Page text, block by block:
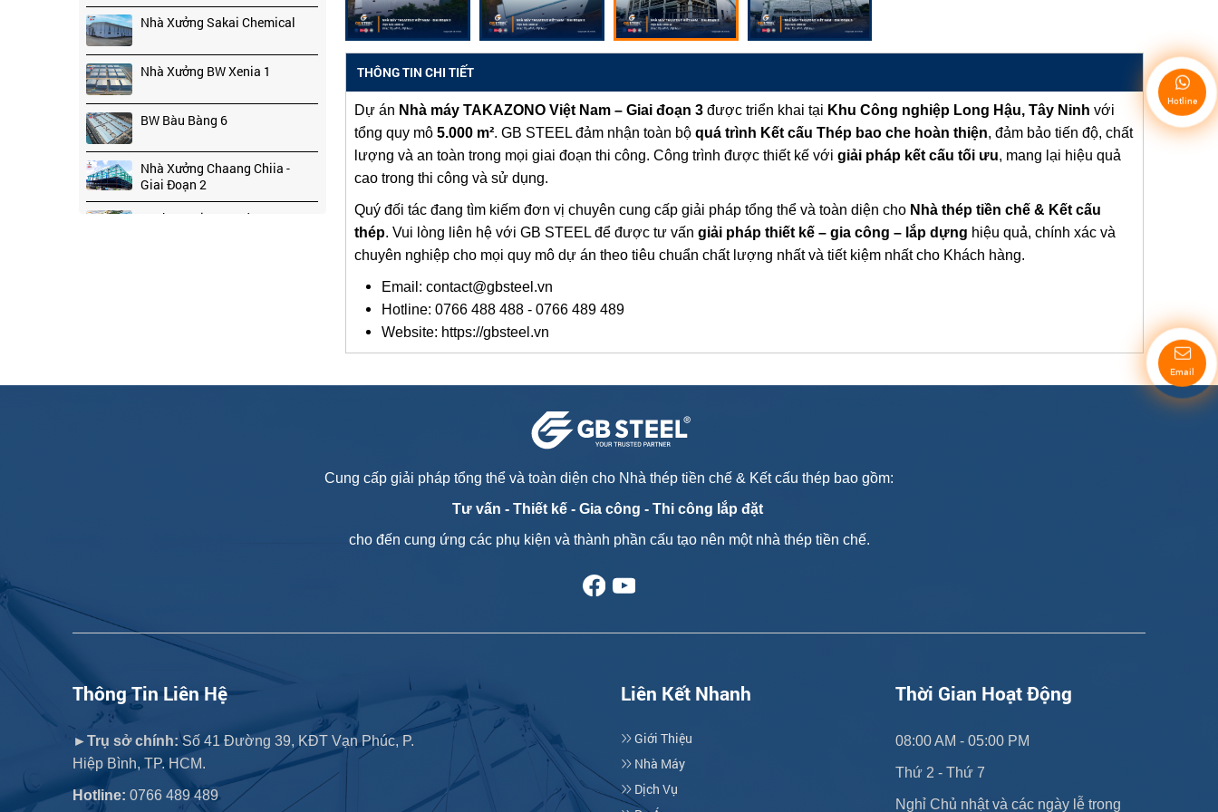
Nhà Xưởng Sakai Chemical
Nhà Xưởng BW Xenia 1
BW Bàu Bàng 6
Nhà Xưởng Chaang Chiia -
Giai Đoạn 2
Kyokuyo Vina Foods
THÔNG TIN CHI TIẾT
Dự án Nhà máy TAKAZONO Việt Nam – Giai đoạn 3 được triển khai tại Khu Công nghiệp Long Hậu,Tây Ninh với
tổng quy mô5.000 m². GB STEEL đảm nhận toàn bộquá trình Kết cấu Thép bao che hoàn thiện, đảm bảo tiến độ, chất
lượng và an toàn trong mọi giai đoạn thi công. Công trình được thiết kế vớigiải pháp kết cấu tối ưu, mang lại hiệu quả
cao trong thi công và sử dụng.
Quý đối tác đang tìm kiếm đơn vị chuyên cung cấp giải pháp tổng thể và toàn diện cho Nhà thép tiền chế & Kết cấu
thép. Vui lòng liên hệ với GB STEEL để được tư vấngiải pháp thiết kế – gia công – lắp dựng hiệu quả, chính xác và
chuyên nghiệp cho mọi quy mô dự án theo tiêu chuẩn chất lượng nhất và tiết kiệm nhất cho Khách hàng.
Email: contact@gbsteel.vn
Hotline: 0766 488 488 - 0766 489 489
Website: https://gbsteel.vn
Cung cấp giải pháp tổng thể và toàn diện cho Nhà thép tiền chế & Kết cấu thép bao gồm:
Tư vấn - Thiết kế - Gia công - Thi công lắp đặt
cho đến cung ứng các phụ kiện và thành phần cấu tạo nên một nhà thép tiền chế.
Thông Tin Liên Hệ
►Trụ sở chính:Số 41 Đường 39, KĐT Vạn Phúc, P.
Hiệp Bình, TP. HCM.
Hotline: 0766 489 489
Liên Kết Nhanh
Giới Thiệu
Nhà Máy
Dịch Vụ
Thời Gian Hoạt Động
08:00 AM - 05:00 PM
Thứ 2 - Thứ 7
Nghỉ Chủ nhật và các ngày lễ trong
Hotline
Email